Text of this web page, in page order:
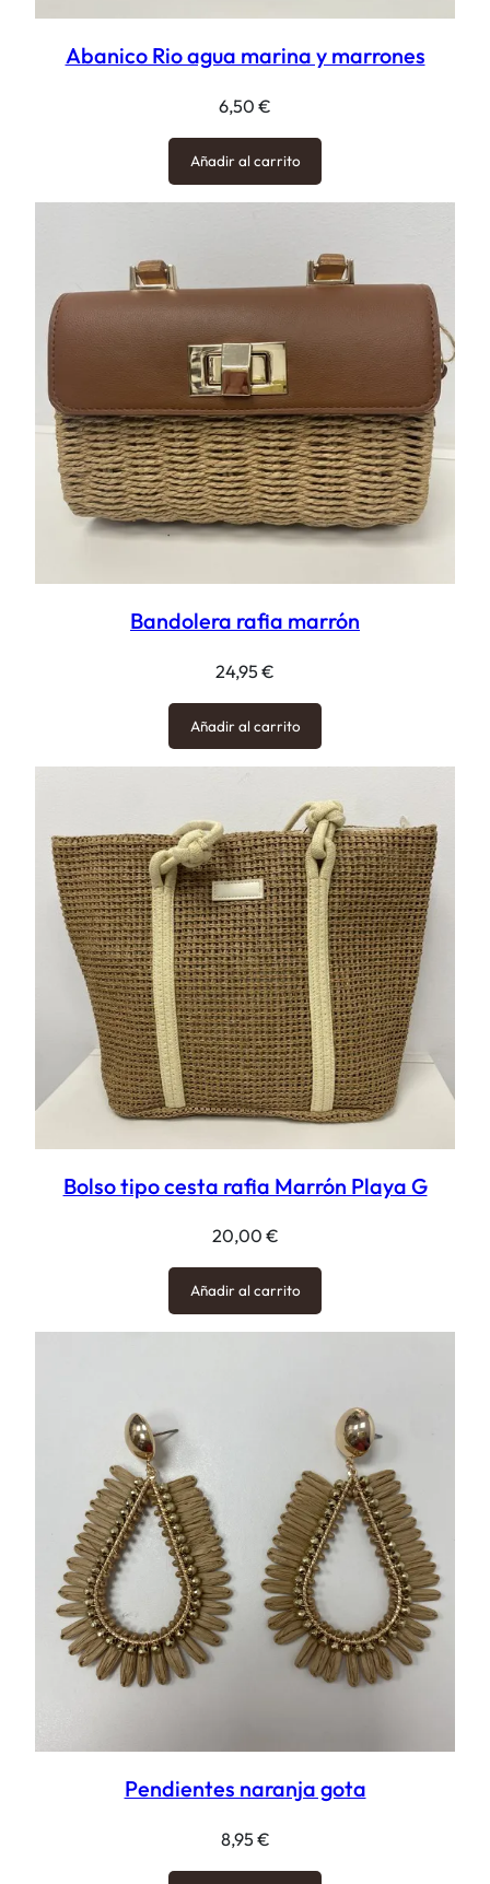
Abanico Rio agua marina y marrones
6,50 €
Añadir al carrito
Bandolera rafia marrón
24,95€
Añadir al carrito
Bolso tipo cesta rafia Marrón Playa G
20,00 €
Añadir al carrito
Pendientes naranja gota
8,95€